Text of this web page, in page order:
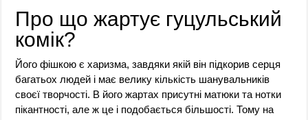
Про що жартує гуцульський
комік?
Його фішкою є харизма, завдяки якій він підкорив серця
багатьох людей і має велику кількість шанувальників
своєї творчості. В його жартах присутні матюки та нотки
пікантності, але ж це і подобається більшості. Тому на